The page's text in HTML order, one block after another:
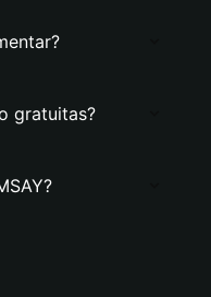
gratuitas?